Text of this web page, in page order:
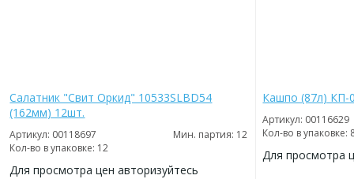
Салатник "Свит Оркид" 10533SLBD54
(162мм) 12шт.
Артикул: 00118697
Мин. партия: 12
Кол-во в упаковке: 12
Для просмотра цен авторизуйтесь
Кашпо (87л) КП-
Артикул: 00116629
Кол-во в упаковке:
Для просмотра